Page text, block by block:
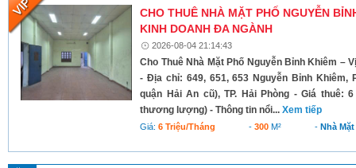
CHO THUÊ NHÀ MẶT PHỐ NGUYỄN
KINH DOANH ĐA NGÀNH
2026-08-04 21:14:43
Cho Thuê Nhà Mặt Phố Nguyễn Bỉnh Khiêm –
- Địa chỉ: 649, 651, 653 Nguyễn Bỉnh Khiêm,
quận Hải An cũ), TP. Hải Phòng - Giá thuê:
thương lượng) - Thông tin nổi...Xem tiếp
Giá:6 Triệu/tháng -300 M² - Nhà